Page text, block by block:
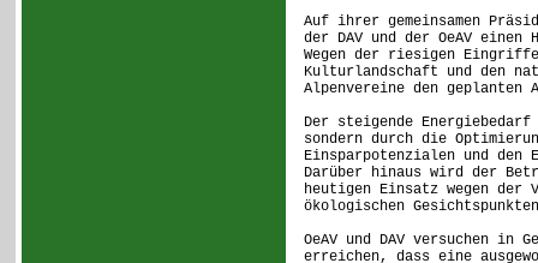
Auf ihrer gemeinsamen
der DAV und der OeAV einen
Wegen der riesigen
Kulturlandschaft und den
Alpenvereine den geplanten
Der steigende
sondern durch die
Einsparpotenzialen und den
Darüber hinaus wird der
heutigen Einsatz wegen der
ökologischen
OeAV und DAV versuchen in
erreichen, dass eine